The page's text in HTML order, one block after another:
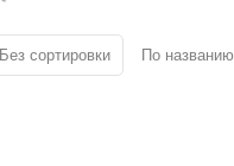
Без сортировки По названию